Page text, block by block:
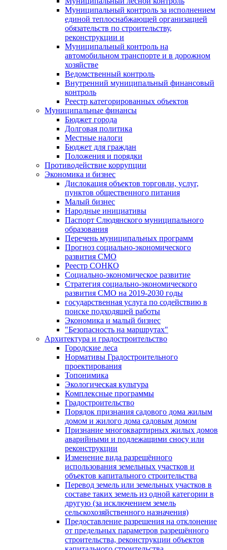
Муниципальный контроль за исполнением
единой теплоснабжающей организацией
обязательств по строительству,
реконструкции и
Муниципальный контроль на
автомобильном транспорте и в дорожном
хозяйстве
Ведомственный контроль
Внутренний муниципальный финансовый
контроль
Реестр категорированных объектов
Муниципальные финансы
Бюджет города
Долговая политика
Местные налоги
Бюджет для граждан
Положения и порядки
Противодействие коррупции
Экономика и бизнес
Дислокация объектов торговли, услуг,
пунктов общественного питания
Малый бизнес
Народные инициативы
Паспорт Слюдянского муниципального
образования
Перечень муниципальных программ
Прогноз социально-экономического
развития СМО
Реестр СОНКО
Социально-экономическое развитие
Стратегия социально-экономического
развития СМО на 2019-2030 годы
государственная услуга по содействию в
поиске подходящей работы
Экономика и малый бизнес
"Безопасность на маршрутах"
Архитектура и градостроительство
Городские леса
Нормативы Градостроительного
проектирования
Топонимика
Экологическая культура
Комплексные программы
Градостроительство
Порядок признания садового дома жилым
домом и жилого дома садовым домом
Признание многоквартирных жилых домов
аварийными и подлежащими сносу или
реконструкции
Изменение вида разрешённого
использования земельных участков и
объектов капитального строительства
Перевод земель или земельных участков в
составе таких земель из одной категории в
другую (за исключением земель
сельскохозяйственного назначения)
Предоставление разрешения на отклонение
от предельных параметров разрешённого
строительства, реконструкции объектов